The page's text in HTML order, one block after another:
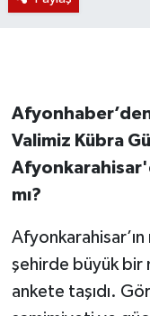
Valimiz Kübra
mı?
şehirde büyük bir
ankete taşıdı.